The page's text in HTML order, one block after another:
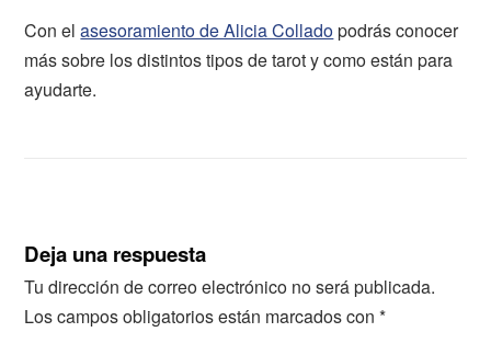
Con elasesoramiento de Alicia Colladopodrás conocer
más sobre los distintos tipos de tarot y como están para
ayudarte.
Deja una respuesta
Tu dirección de correo electrónico no será publicada.
Los campos obligatorios están marcados con*